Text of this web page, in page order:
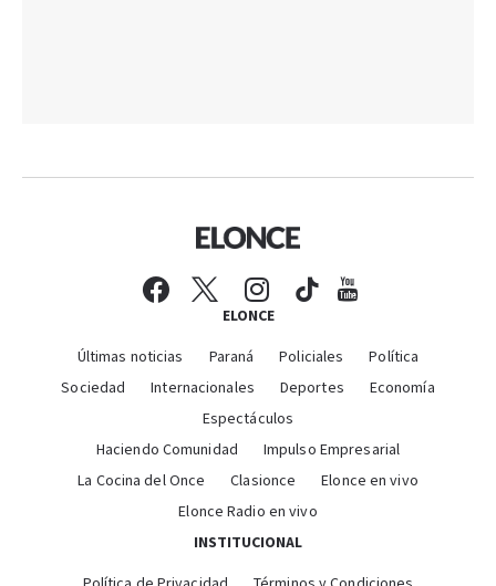
ELONCE
Últimas noticias Paraná Policiales
Política
Sociedad
Internacionales Deportes
Economía
Espectáculos
Haciendo Comunidad
Impulso Empresarial
La Cocina del Once
Clasionce
Elonce en vivo
Elonce Radio en vivo
INSTITUCIONAL